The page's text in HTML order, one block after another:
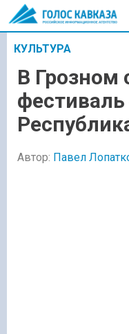
КУЛЬТУРА
В Грозном
Автор: Павел